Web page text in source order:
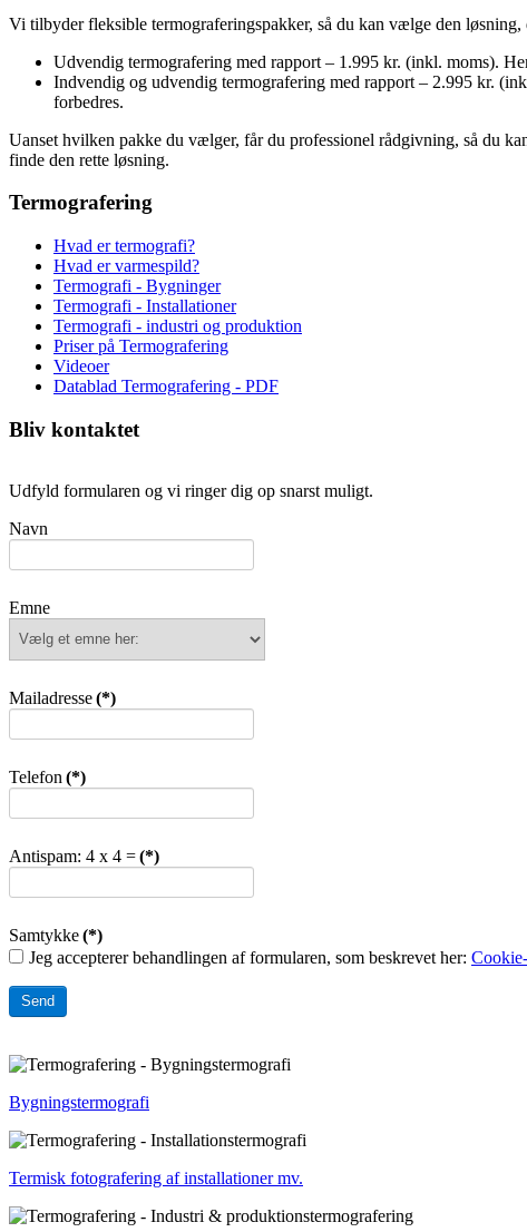
Vi tilbyder fleksible termograferingspakker, så du kan vælge den løsning,
Udvendig termografering med rapport – 1.995 kr. (inkl. moms).
Indvendig og udvendig termografering med rapport – 2.995 kr.
forbedres.
Uanset hvilken pakke du vælger, får du professionel rådgivning, så du
finde den rette løsning.
Termografering
Hvad er termografi?
Hvad er varmespild?
Termografi - Bygninger
Termografi - Installationer
Termografi - industri og produktion
Priser på Termografering
Videoer
Datablad Termografering - PDF
Bliv kontaktet
Udfyld formularen og vi ringer dig op snarst muligt.
Navn
Emne
Mailadresse(*)
Telefon (*)
Antispam: 4 x 4 =(*)
Samtykke(*)
Jeg accepterer behandlingen af formularen, som beskrevet her:
Send
Bygningstermografi
Termisk fotografering af installationer mv.